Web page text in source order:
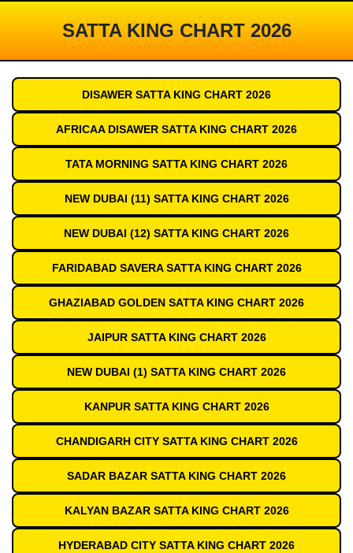
SATTA KING CHART 2026
DISAWER SATTA KING CHART 2026
AFRICAA DISAWER SATTA KING CHART 2026
TATA MORNING SATTA KING CHART 2026
NEW DUBAI (11) SATTA KING CHART 2026
NEW DUBAI (12) SATTA KING CHART 2026
FARIDABAD SAVERA SATTA KING CHART 2026
GHAZIABAD GOLDEN SATTA KING CHART 2026
JAIPUR SATTA KING CHART 2026
NEW DUBAI (1) SATTA KING CHART 2026
KANPUR SATTA KING CHART 2026
CHANDIGARH CITY SATTA KING CHART 2026
SADAR BAZAR SATTA KING CHART 2026
KALYAN BAZAR SATTA KING CHART 2026
HYDERABAD CITY SATTA KING CHART 2026